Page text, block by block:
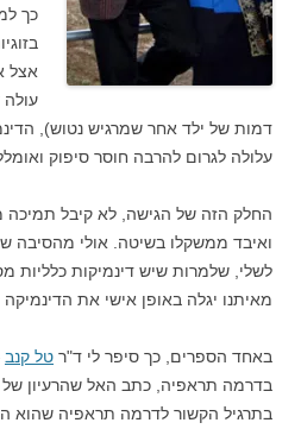
כך
אצל
דמות של ילד אחר שמרגיש נטוש),
עלולה לגרום להרבה חוסר סיפוק
החלק הזה של הגישה, לא קיבל תמיכה
ואיבד ממשקלו בשיטה. אולי מהסיבה
לשלי, שלמרות שיש דינמיקות כלליות
מאיתנו יגלה באופן אישי את
באחד הספרים, כך סיפר לי ד"ר טל קנב
בדרמה תראפיה, כתב האל שהרעיון של
בתרגיל הקשור לדרמה תראפיה שהוא